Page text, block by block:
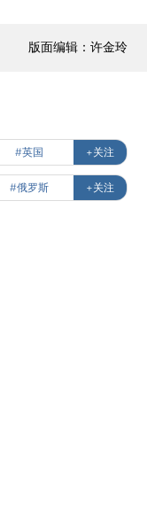
版面编辑：许金玲
#英国 +关注
#俄罗斯 +关注